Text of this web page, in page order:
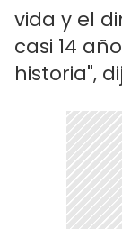
vida y el
casi 14
historia",